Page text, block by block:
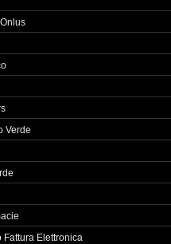
Verde
Fattura Elettronica